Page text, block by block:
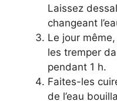
Laissez
changeant
Le jour
les tremper
pendant 1 h.
Faites-les
de l’eau